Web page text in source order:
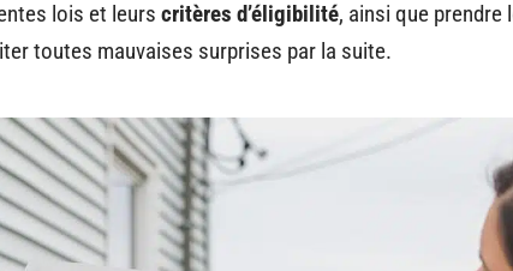
lois et leurs critères d’éligibilité, ainsi que prendre
toutes mauvaises surprises par la suite.